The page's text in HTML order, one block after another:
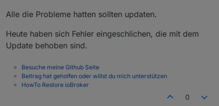
Alle die Probleme hatten sollten updaten.
Heute haben sich Fehler eingeschlichen, die mit dem
Update behoben sind.
Besuche meine Github Seite
Beitrag hat geholfen oder willst du mich unterstützen
HowTo Restore ioBroker
0